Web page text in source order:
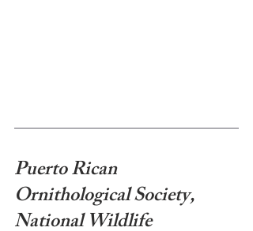
Puerto Rican
Ornithological Society,
National Wildlife